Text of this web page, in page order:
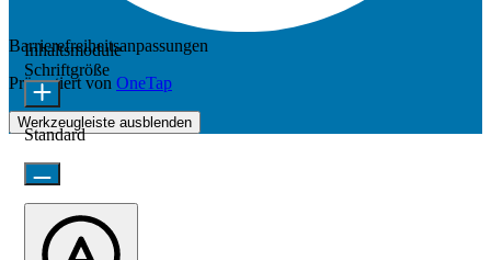
Barrierefreiheitsanpassungen
Präsentiert von OneTap
Werkzeugleiste ausblenden
Inhaltsmodule
Schriftgröße
Standard